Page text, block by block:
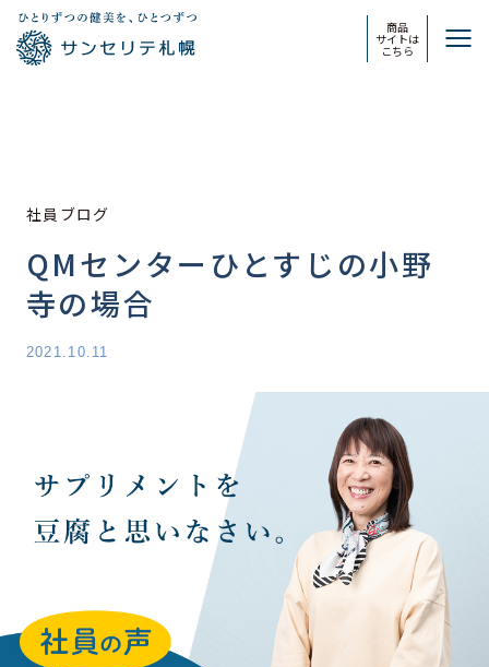
商品
サイトは
こちら
社員ブログ
QMセンターひとすじの小野
寺の場合
2021.10.11